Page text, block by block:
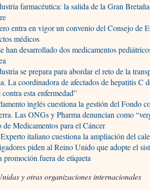
farmacéutica: la salida de la Gran
entra en vigor un convenio del Consejo de
médicos
han desarrollado dos medicamentos
se prepara para abordar el reto de la
La coordinadora de afectados de hepatitis C
contra esta enfermedad”
inglés cuestiona la gestión del Fondo
Las ONGs y Pharma denuncian como
de Medicamentos para el Cáncer
italiano cuestiona la ampliación del
piden al Reino Unido que adopte el
promoción fuera de etiqueta
y otras organizaciones internacionales